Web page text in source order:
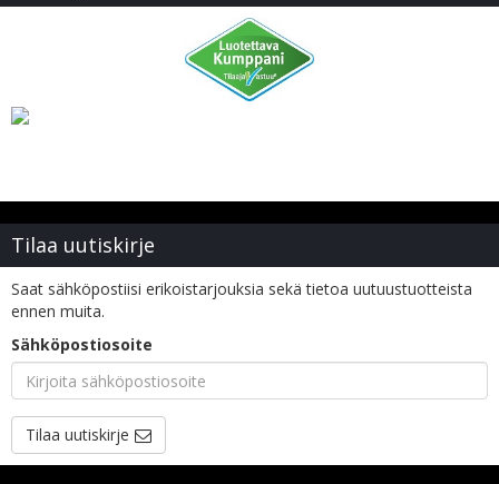
Tilaa uutiskirje
Saat sähköpostiisi erikoistarjouksia sekä tietoa uutuustuotteista
ennen muita.
Sähköpostiosoite
Tilaa uutiskirje